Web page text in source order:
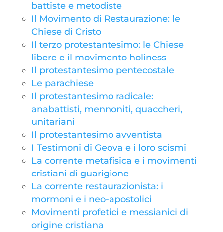
battiste e metodiste
Il Movimento di Restaurazione: le
Chiese di Cristo
Il terzo protestantesimo: le Chiese
libere e il movimento holiness
Il protestantesimo pentecostale
Le parachiese
Il protestantesimo radicale:
anabattisti, mennoniti, quaccheri,
unitariani
Il protestantesimo avventista
I Testimoni di Geova e i loro scismi
La corrente metafisica e i movimenti
cristiani di guarigione
La corrente restaurazionista: i
mormoni e i neo-apostolici
Movimenti profetici e messianici di
origine cristiana